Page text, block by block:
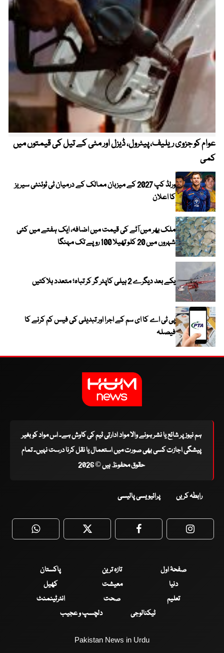
عوام کو جزوی ریلیف، پیٹرول، ڈیزل اور مٹی کے تیل کی قیمتوں میں
کمی
ورلڈ کپ 2027 کے میزبان ممالک کے درمیان ٹی ٹوئنٹی سیریز
کا اعلان
ملک بھر میں آٹے کی قیمت میں اضافہ، ایک ہفتے میں کئی
شہروں میں 20 کلو تھیلا 100 روپے تک مہنگا
یکے بعد دیگرے 2 ہیلی کاپٹر گر کر تباہ؛ متعدد ہلاکتیں
پی ٹی اے کا ای سم کے اجرا اور تبدیلی کی فیس کم کرنے کا
فیصلہ
ہم نیوز پر شائع یا نشر ہونے والا مواد ادارتی ٹیم کی کاوش ہے۔ اس مواد کو بغیر
پیشگی اجازت کسی بھی صورت میں استعمال یا نقل کرنا درست نہیں۔ تمام
حقوق محفوظ ہیں © 2026
رابطہ کریں پرائیویسی پالیسی
WhatsApp Twitter Facebook
صفحۂ اول تازہ ترین
پاکستان
دنیا
معیشت
کھیل
تعلیم
صحت
انٹرٹینمنٹ
ٹیکنالوجی
دلچسپ و عجیب
Pakistan News in Urdu